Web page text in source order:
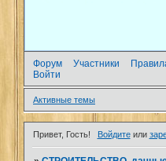
Форум Участники
Войти
Активные темы
Привет, Гость! Войдитеили